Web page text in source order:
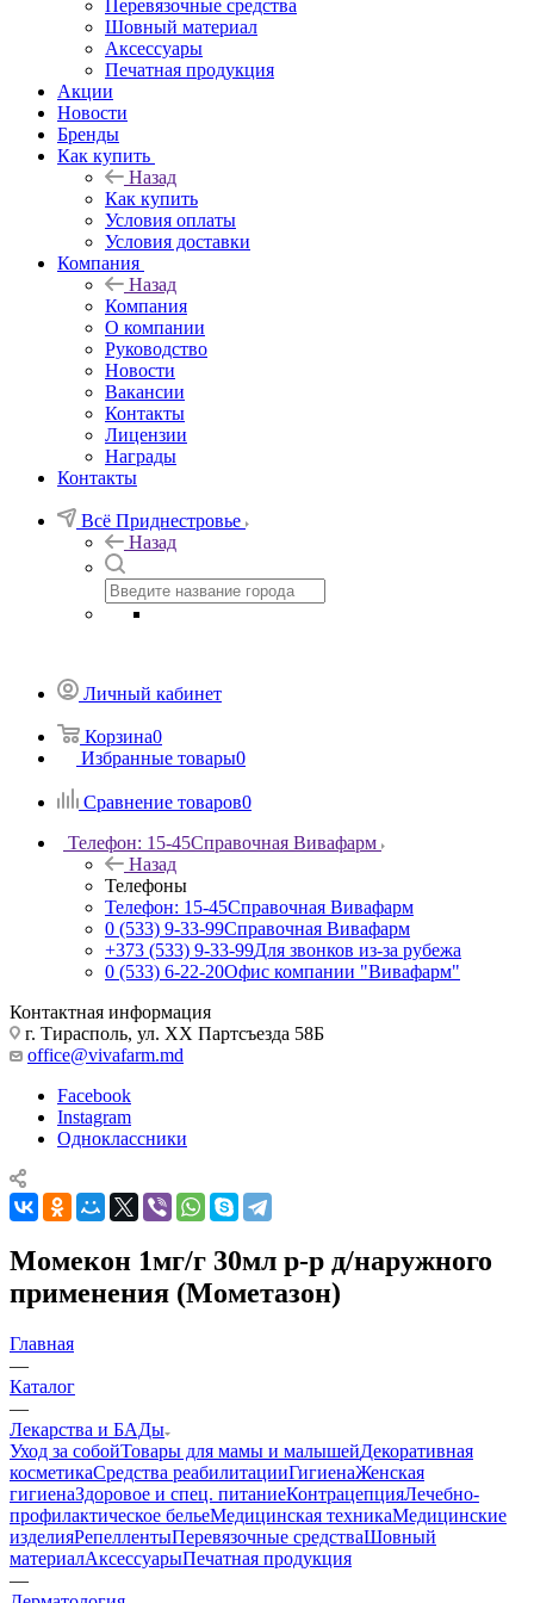
Перевязочные средства
Шовный материал
Аксессуары
Печатная продукция
Акции
Новости
Бренды
Как купить
Назад
Как купить
Условия оплаты
Условия доставки
Компания
Назад
Компания
О компании
Руководство
Новости
Вакансии
Контакты
Лицензии
Награды
Контакты
Всё Приднестровье
Назад
Личный кабинет
Корзина0
Избранные товары0
Сравнение товаров0
Телефон: 15-45Справочная Вивафарм
Назад
Телефоны
Телефон: 15-45Справочная Вивафарм
0 (533) 9-33-99Справочная Вивафарм
+373 (533) 9-33-99Для звонков из-за рубежа
0 (533) 6-22-20Офис компании "Вивафарм"
Контактная информация
г. Тирасполь, ул. ХХ Партсъезда 58Б
office@vivafarm.md
Facebook
Instagram
Одноклассники
Момекон 1мг/г 30мл р-р д/наружного
применения (Мометазон)
Главная
—
Каталог
—
Лекарства и БАДы
Уход за собойТовары для мамы и малышейДекоративная
косметикаСредства реабилитацииГигиенаЖенская
гигиенаЗдоровое и спец. питаниеКонтрацепцияЛечебно-
профилактическое бельеМедицинская техникаМедицинские
изделияРепеллентыПеревязочные средстваШовный
материалАксессуарыПечатная продукция
—